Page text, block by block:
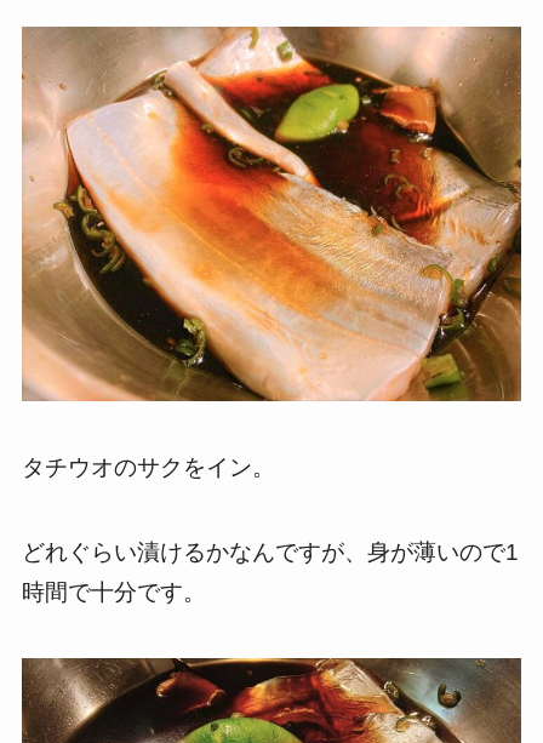
タチウオのサクをイン。
どれぐらい漬けるかなんですが、身が薄いので1
時間で十分です。